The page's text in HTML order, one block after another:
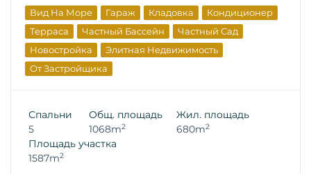
Вид На Море Гараж Кладовка
Кондиционер
Терраса
Частный Бассейн
Частный Сад
Новостройка
Элитная Недвижимость
От Застройщика
Спальни
5
Общ. площадь
1068m2
Жил. площадь
680m2
Площадь участка
1587m2